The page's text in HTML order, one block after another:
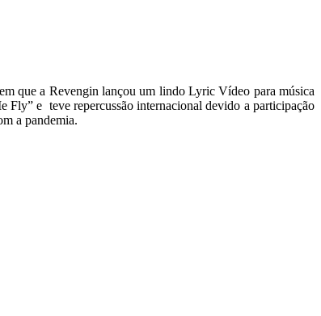
que a Revengin lançou um lindo Lyric Vídeo para música
Fly” e teve repercussão internacional devido a participação
a pandemia.